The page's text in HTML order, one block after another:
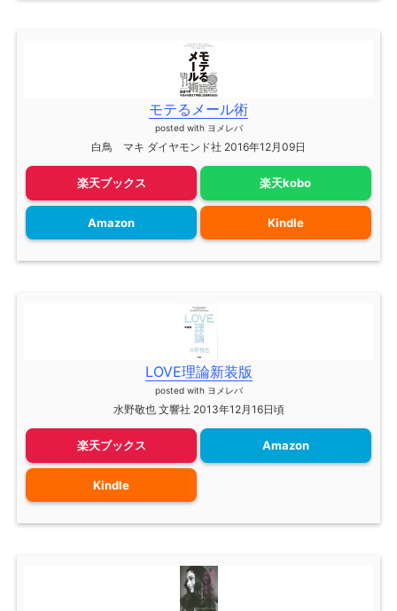
モテるメール術
posted with ヨメレバ
白鳥 マキ ダイヤモンド社 2016年12月09日
楽天ブックス 楽天kobo
Amazon Kindle
LOVE理論新装版
posted with ヨメレバ
水野敬也 文響社 2013年12月16日頃
楽天ブックス Amazon
Kindle